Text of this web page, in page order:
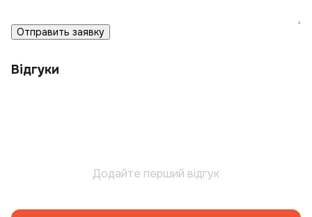
Отправить заявку
Відгуки
Додайте перший відгук